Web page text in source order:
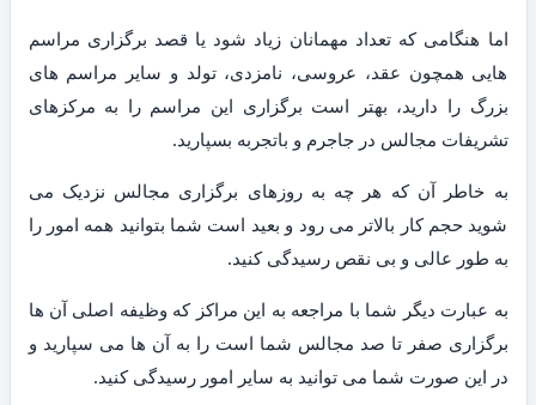
اما هنگامی که تعداد مهمانان زیاد شود یا قصد برگزاری مراسم
هایی همچون عقد، عروسی، نامزدی، تولد و سایر مراسم های
بزرگ را دارید، بهتر است برگزاری این مراسم را به مرکزهای
تشریفات مجالس در جاجرم و باتجربه بسپارید.
به خاطر آن که هر چه به روزهای برگزاری مجالس نزدیک می
شوید حجم کار بالاتر می رود و بعید است شما بتوانید همه امور را
به طور عالی و بی نقص رسیدگی کنید.
به عبارت دیگر شما با مراجعه به این مراکز که وظیفه اصلی آن ها
برگزاری صفر تا صد مجالس شما است را به آن ها می سپارید و
در این صورت شما می توانید به سایر امور رسیدگی کنید.